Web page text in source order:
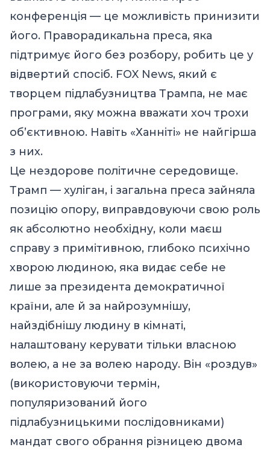
конференція — це можливість принизити
його. Праворадикальна преса, яка
підтримує його без розбору, робить це у
відвертий спосіб. FOX News, який є
творцем підлабузництва Трампа, не має
програми, яку можна вважати хоч трохи
об’єктивною. Навіть «Ханніті» не найгірша
з них.
Це нездорове політичне середовище.
Трамп — хуліган, і загальна преса зайняла
позицію опору, виправдовуючи свою роль
як абсолютно необхідну, коли маєш
справу з примітивною, глибоко психічно
хворою людиною, яка видає себе не
лише за президента демократичної
країни, але й за найрозумнішу,
найздібнішу людину в кімнаті,
налаштовану керувати тільки власною
волею, а не за волею народу. Він «роздув»
(використовуючи термін,
популяризований його
підлабузницькими послідовниками)
мандат свого обрання різницею двома